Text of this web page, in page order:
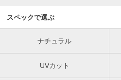
スペックで選ぶ
ナチュラル
UVカット